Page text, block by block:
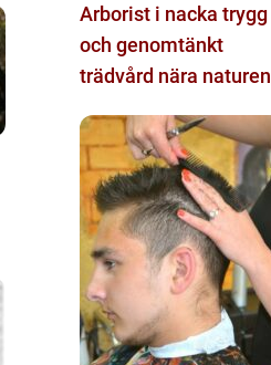
Arborist i nacka trygg
och genomtänkt
trädvård nära naturen